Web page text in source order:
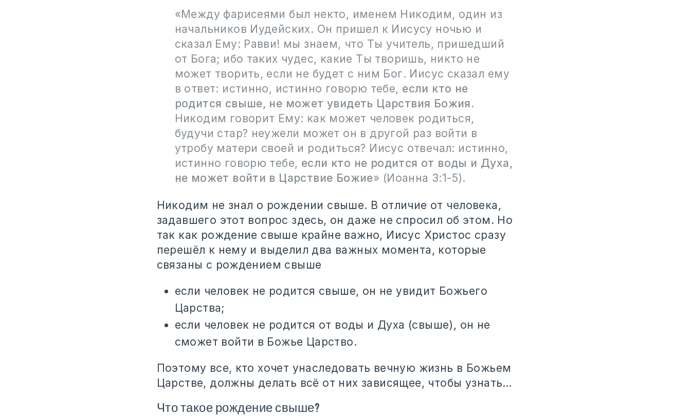
«Между фарисеями был некто, именем Никодим, один из
начальников Иудейских. Он пришел к Иисусу ночью и
сказал Ему: Равви! мы знаем, что Ты учитель, пришедший
от Бога; ибо таких чудес, какие Ты творишь, никто не
может творить, если не будет с ним Бог. Иисус сказал ему
в ответ: истинно, истинно говорю тебе, если кто не
родится свыше, не может увидеть Царствия Божия.
Никодим говорит Ему: как может человек родиться,
будучи стар? неужели может он в другой раз войти в
утробу матери своей и родиться? Иисус отвечал: истинно,
истинно говорю тебе, если кто не родится от воды и Духа,
не может войти в Царствие Божие»‎ (Иоанна 3:1-5).
Никодим не знал о рождении свыше. В отличие от человека,
задавшего этот вопрос здесь, он даже не спросил об этом. Но
так как рождение свыше крайне важно, Иисус Христос сразу
перешёл к нему и выделил два важных момента, которые
связаны с рождением свыше
если человек не родится свыше, он не увидит Божьего
Царства;
если человек не родится от воды и Духа (свыше), он не
сможет войти в Божье Царство.
Поэтому все, кто хочет унаследовать вечную жизнь в Божьем
Царстве, должны делать всё от них зависящее, чтобы узнать…
Что такое рождение свыше?